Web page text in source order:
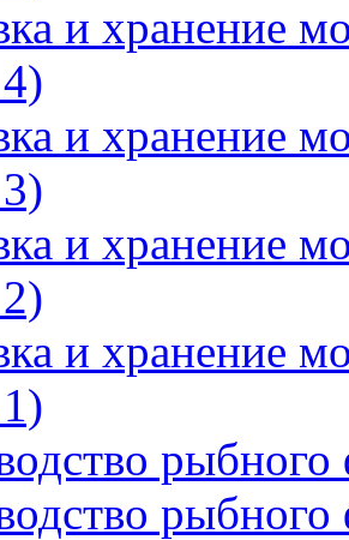
и хранение
и хранение
и хранение
и хранение
рыбного